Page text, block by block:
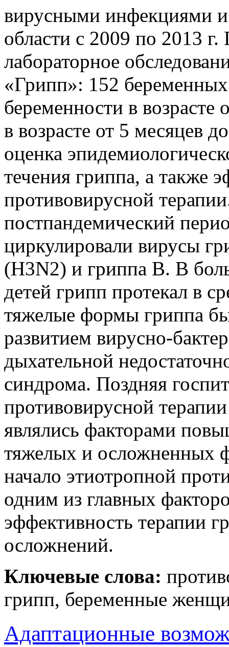
вирусными инфекциями
области с 2009 по 2013
лабораторное
«Грипп»: 152
беременности в возрасте
в возрасте от 5 месяцев
оценка
течения гриппа, а также
противовирусной
постпандемический
циркулировали вирусы
(H3N2) и гриппа В. В
детей грипп протекал в
тяжелые формы гриппа
развитием вирусно-
дыхательной
синдрома. Поздняя
противовирусной
являлись факторами
тяжелых и осложненных
начало этиотропной
одним из главных
эффективность терапии
осложнений.
Ключевые слова:
грипп, беременные
Адаптационные